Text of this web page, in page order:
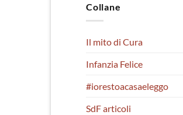
Collane
Il mito di Cura
Infanzia Felice
#iorestoacasaeleggo
SdF articoli